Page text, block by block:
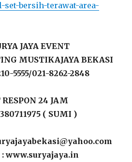
set-bersih-terawat-area-
JAYA EVENT
MUSTIKAJAYA BEKASI
5555/021-8262-2848
RESPON 24 JAM
( SUMI )
www.suryajaya.in